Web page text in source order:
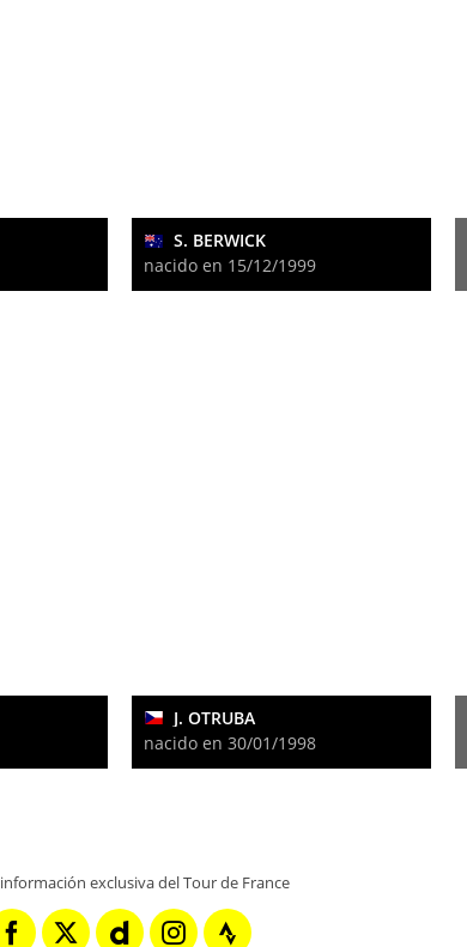
S. BERWICK
nacido en 15/12/1999
J. OTRUBA
nacido en 30/01/1998
exclusiva del Tour de France